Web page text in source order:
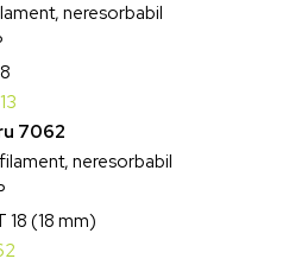
neresorbabil
7062
neresorbabil
18 (18 mm)